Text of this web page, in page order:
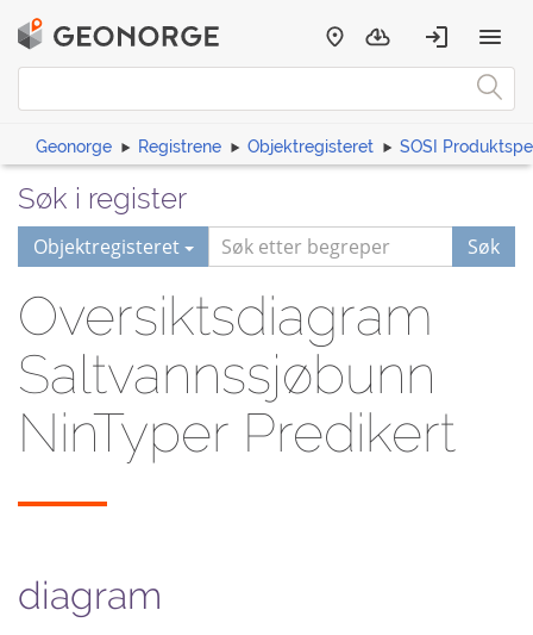
Geonorge Registrene Objektregisteret SOSI
Søk i register
Objektregisteret Søk
Oversiktsdiagram
Saltvannssjøbunn
NinTyper Predikert
diagram